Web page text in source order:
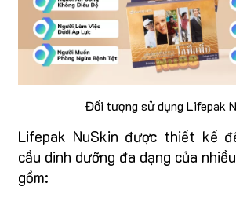
Đối tượng sử dụng Lifepak
Lifepak NuSkin được thiết kế
cầu dinh dưỡng đa dạng của
gồm: